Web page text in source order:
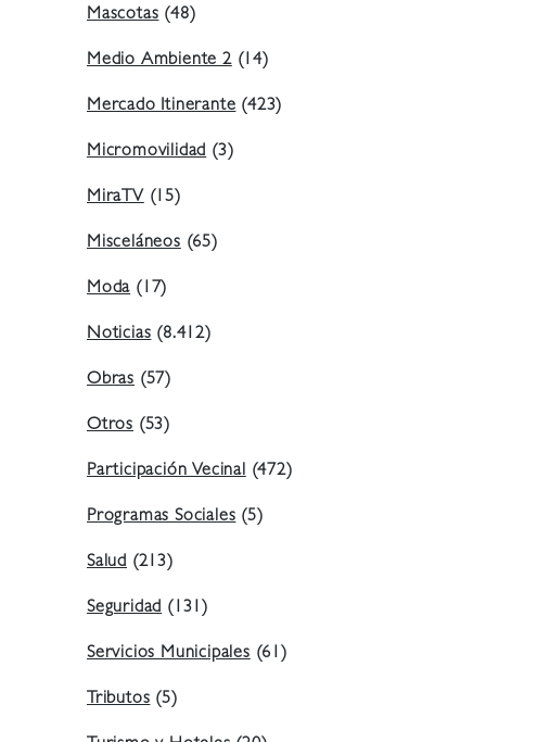
Mascotas(48)
Medio Ambiente 2(14)
Mercado Itinerante(423)
Micromovilidad(3)
MiraTV(15)
Misceláneos(65)
Moda(17)
Noticias(8.412)
Obras (57)
Otros (53)
Participación Vecinal(472)
Programas Sociales(5)
Salud (213)
Seguridad(131)
Servicios Municipales(61)
Tributos(5)